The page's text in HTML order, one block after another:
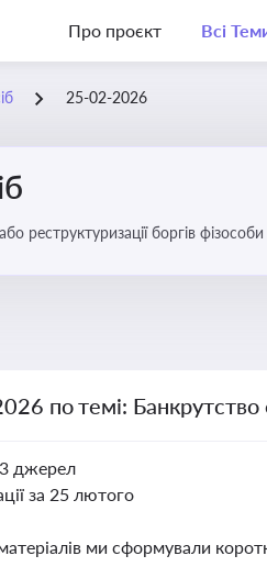
Про проєкт Всі
25-02-2026
реструктуризації боргів
по темі: Банкрутство
джерел
за 25 лютого
ми сформували